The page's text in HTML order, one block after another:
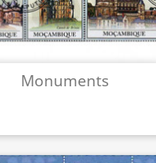
Monuments